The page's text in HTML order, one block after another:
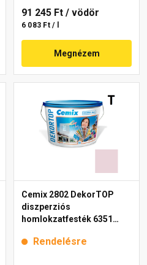
91 245 Ft / vödör
6 083 Ft / l
Megnézem
Cemix 2802 DekorTOP
diszperziós
homlokzatfesték 6351
Rendelésre